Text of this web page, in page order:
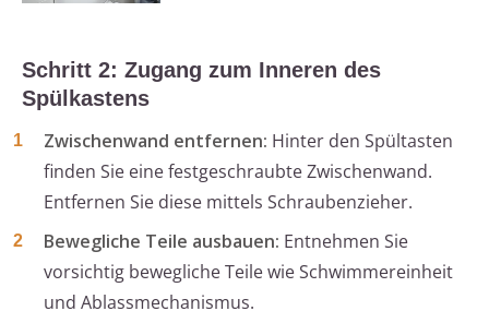
Schritt 2: Zugang zum Inneren des
Spülkastens
Zwischenwand entfernen: Hinter den Spültasten
finden Sie eine festgeschraubte Zwischenwand.
Entfernen Sie diese mittels Schraubenzieher.
Bewegliche Teile ausbauen: Entnehmen Sie
vorsichtig bewegliche Teile wie Schwimmereinheit
und Ablassmechanismus.